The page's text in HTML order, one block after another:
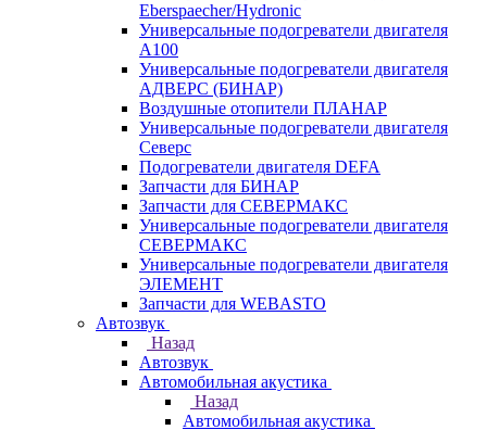
Eberspaecher/Hydronic
Универсальные подогреватели двигателя
A100
Универсальные подогреватели двигателя
АДВЕРС (БИНАР)
Воздушные отопители ПЛАНАР
Универсальные подогреватели двигателя
Северс
Подогреватели двигателя DEFA
Запчасти для БИНАР
Запчасти для СЕВЕРМАКС
Универсальные подогреватели двигателя
СЕВЕРМАКС
Универсальные подогреватели двигателя
ЭЛЕМЕНТ
Запчасти для WEBASTO
Автозвук
Назад
Автозвук
Автомобильная акустика
Назад
Автомобильная акустика